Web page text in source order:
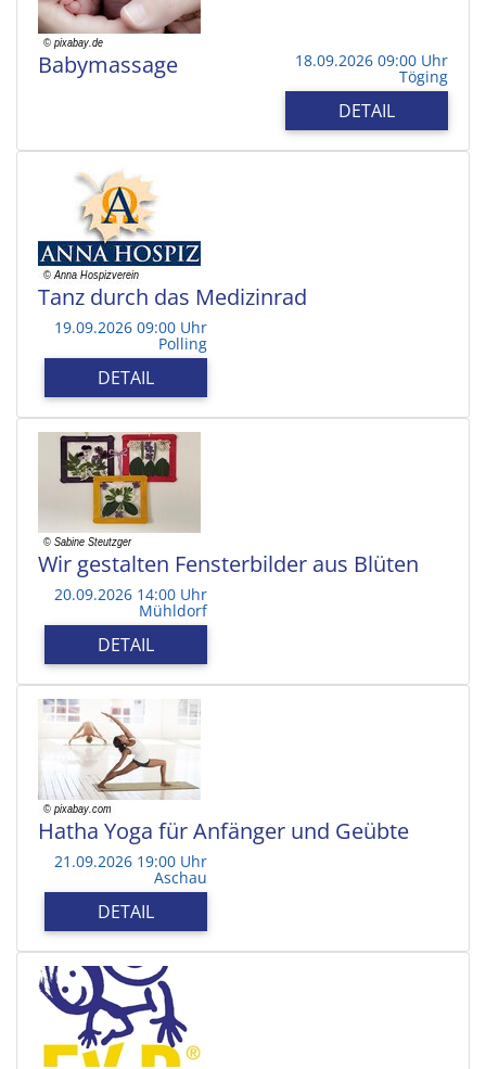
Babymassage 18.09.2026 09:00 Uhr
Töging
DETAIL
Tanz durch das Medizinrad
19.09.2026 09:00 Uhr
Polling
DETAIL
Wir gestalten Fensterbilder aus Blüten
20.09.2026 14:00 Uhr
Mühldorf
DETAIL
Hatha Yoga für Anfänger und Geübte
21.09.2026 19:00 Uhr
Aschau
DETAIL